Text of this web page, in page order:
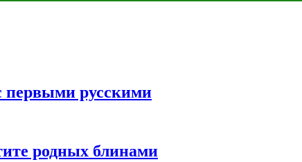
первыми русскими
родных блинами